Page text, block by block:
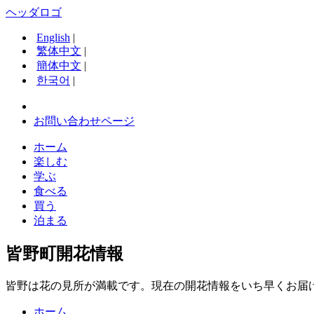
ヘッダロゴ
English |
繁体中文 |
簡体中文 |
한국어 |
お問い合わせページ
ホーム
楽しむ
学ぶ
食べる
買う
泊まる
皆野町開花情報
皆野は花の見所が満載です。現在の開花情報をいち早くお届
ホーム